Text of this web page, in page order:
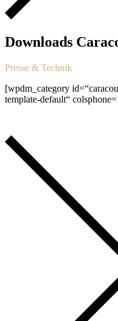
Downloads
Presse & Technik
[wpdm_category
template-default“